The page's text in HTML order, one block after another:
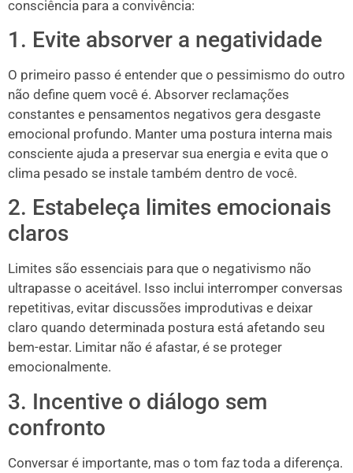
consciência para a convivência:
1. Evite absorver a negatividade
O primeiro passo é entender que o pessimismo do outro
não define quem você é. Absorver reclamações
constantes e pensamentos negativos gera desgaste
emocional profundo. Manter uma postura interna mais
consciente ajuda a preservar sua energia e evita que o
clima pesado se instale também dentro de você.
2. Estabeleça limites emocionais
claros
Limites são essenciais para que o negativismo não
ultrapasse o aceitável. Isso inclui interromper conversas
repetitivas, evitar discussões improdutivas e deixar
claro quando determinada postura está afetando seu
bem-estar. Limitar não é afastar, é se proteger
emocionalmente.
3. Incentive o diálogo sem
confronto
Conversar é importante, mas o tom faz toda a diferença.